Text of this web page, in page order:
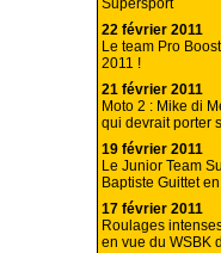
Supersport
22 février 2011
Le team Pro
2011 !
21 février 2011
Moto 2 : Mike di
qui devrait porter
19 février 2011
Le Junior Team
Baptiste Guittet
17 février 2011
Roulages
en vue du WSBK